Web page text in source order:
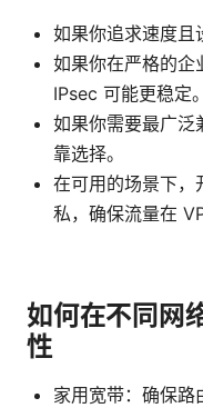
如果你追求速度且
如果你在严格的
IPsec 可能更稳定。
如果你需要最广泛
靠选择。
在可用的场景下
私，确保流量在
如何在不同网
性
家用宽带：确保路